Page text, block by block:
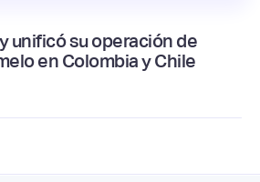
unificó su operación de
en Colombia y Chile